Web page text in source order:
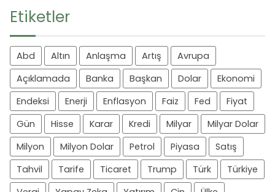
Etiketler
Abd Altın Anlaşma Artış
Avrupa
Açıklamada
Banka Başkan Dolar
Ekonomi
Endeksi
Enerji Enflasyon Faiz Fed
Fiyat
Gün
Hisse Karar Kredi Milyar
Milyar Dolar
Milyon
Milyon Dolar Petrol Piyasa
Satış
Tahvil
Tarife Ticaret Trump Türk
Türkiye